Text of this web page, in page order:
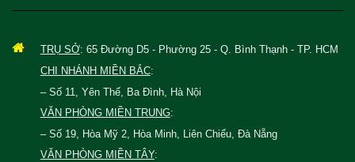
TRỤ SỞ: 65 Đường D5 - Phường 25 - Q. Bình Thạnh - TP. HCM
CHI NHÁNH MIỀN BẮC:
– Số 11, Yên Thế, Ba Đình, Hà Nội
VĂN PHÒNG MIỀN TRUNG:
– Số 19, Hòa Mỹ 2, Hòa Minh, Liên Chiểu, Đà Nẵng
VĂN PHÒNG MIỀN TÂY: